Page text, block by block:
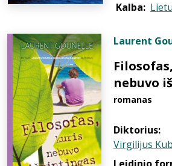
Kalba:
Laurent
nebuvo
romanas
Diktorius:
Virgilijus